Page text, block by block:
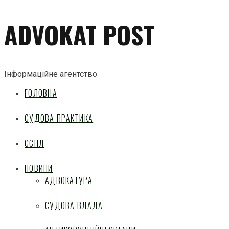
ADVOKAT POST
Інформаційне агентство
ГОЛОВНА
СУДОВА ПРАКТИКА
ЄСПЛ
НОВИНИ
АДВОКАТУРА
СУДОВА ВЛАДА